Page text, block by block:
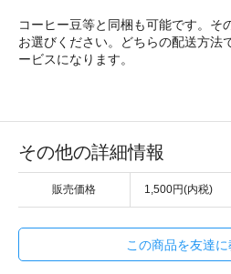
コーヒー豆等と同梱も可能です。そ
お選びください。どちらの配送方法
ービスになります。
その他の詳細情報
販売価格 1,500円(内税)
この商品を友達に